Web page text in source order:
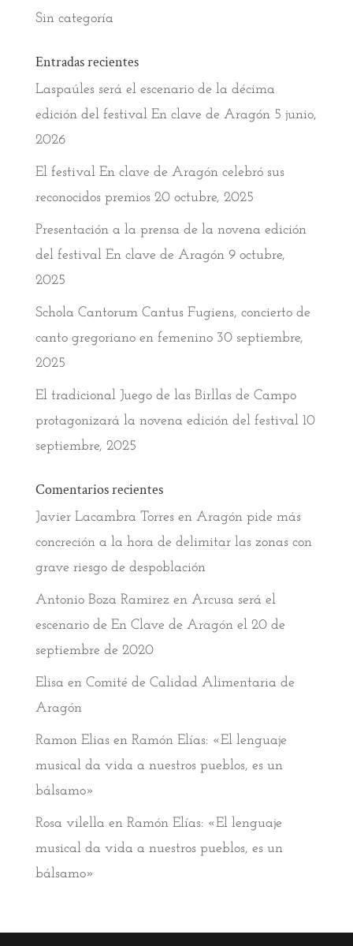
Sin categoría
Entradas recientes
Laspaúles será el escenario de la décima
edición del festival En clave de Aragón 5 junio,
2026
El festival En clave de Aragón celebró sus
reconocidos premios 20 octubre, 2025
Presentación a la prensa de la novena edición
del festival En clave de Aragón 9 octubre,
2025
Schola Cantorum Cantus Fugiens, concierto de
canto gregoriano en femenino 30 septiembre,
2025
El tradicional Juego de las Birllas de Campo
protagonizará la novena edición del festival 10
septiembre, 2025
Comentarios recientes
Javier Lacambra Torresen Aragón pide más
concreción a la hora de delimitar las zonas con
grave riesgo de despoblación
Antonio Boza Ramirez en Arcusa será el
escenario de En Clave de Aragón el 20 de
septiembre de 2020
Elisa en Comité de Calidad Alimentaria de
Aragón
Ramon Eliasen Ramón Elías: «El lenguaje
musical da vida a nuestros pueblos, es un
bálsamo»
Rosa vilella en Ramón Elías: «El lenguaje
musical da vida a nuestros pueblos, es un
bálsamo»